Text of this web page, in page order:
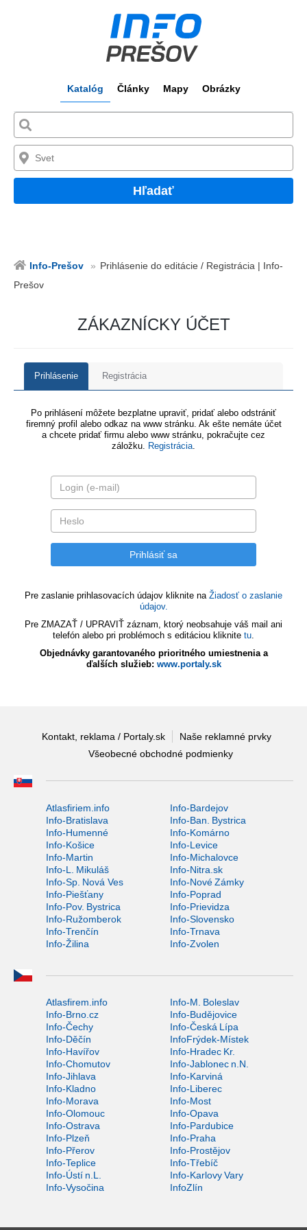
Katalóg Články Mapy Obrázky
Hľadať
Info-Prešov
Prihlásenie do editácie / Registrácia | Info-
Prešov
ZÁKAZNÍCKY ÚČET
Prihlásenie Registrácia
Po prihlásení môžete bezplatne upraviť, pridať alebo odstrániť
firemný profil alebo odkaz na www stránku. Ak ešte nemáte účet
a chcete pridať firmu alebo www stránku, pokračujte cez
záložku. Registrácia.
Pre zaslanie prihlasovacích údajov kliknite na Žiadosť o zaslanie
údajov.
Pre ZMAZAŤ / UPRAVIŤ záznam, ktorý neobsahuje váš mail ani
telefón alebo pri problémoch s editáciou kliknite tu.
Objednávky garantovaného prioritného umiestnenia a
ďalších služieb: www.portaly.sk
Kontakt, reklama / Portaly.sk
Naše reklamné prvky
Všeobecné obchodné podmienky
Atlasfiriem.info
Info-Bardejov
Info-Bratislava
Info-Ban. Bystrica
Info-Humenné
Info-Komárno
Info-Košice
Info-Levice
Info-Martin
Info-Michalovce
Info-L. Mikuláš
Info-Nitra.sk
Info-Sp. Nová Ves
Info-Nové Zámky
Info-Piešťany
Info-Poprad
Info-Pov. Bystrica
Info-Prievidza
Info-Ružomberok
Info-Slovensko
Info-Trenčín
Info-Trnava
Info-Žilina
Info-Zvolen
Atlasfirem.info
Info-M. Boleslav
Info-Brno.cz
Info-Budějovice
Info-Čechy
Info-Česká Lípa
Info-Děčín
InfoFrýdek-Místek
Info-Havířov
Info-Hradec Kr.
Info-Chomutov
Info-Jablonec n.N.
Info-Jihlava
Info-Karviná
Info-Kladno
Info-Liberec
Info-Morava
Info-Most
Info-Olomouc
Info-Opava
Info-Ostrava
Info-Pardubice
Info-Plzeň
Info-Praha
Info-Přerov
Info-Prostějov
Info-Teplice
Info-Třebíč
Info-Ústí n.L.
Info-Karlovy Vary
Info-Vysočina
InfoZlín